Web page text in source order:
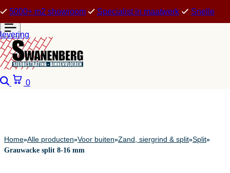
5000+ m2 showroom Specialist in maatwerk Snelle
levering
Zoeken
0
Home»Alle producten»Voor buiten»Zand, siergrind & split»Split»
Grauwacke split 8-16 mm